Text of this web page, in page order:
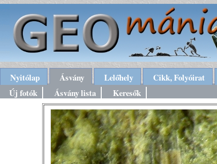
Nyitólap Ásvány Lelőhely
Cikk, Folyóirat
Új fotók
Ásvány lista Keresők